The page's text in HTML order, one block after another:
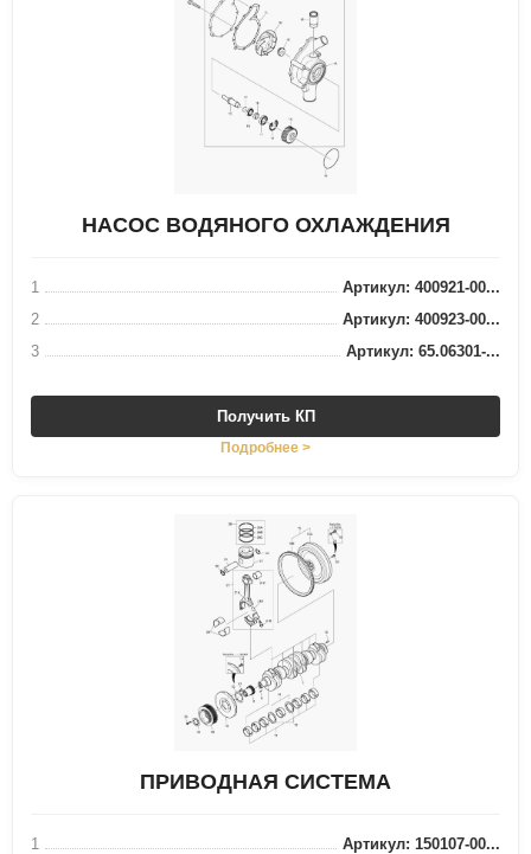
НАСОС ВОДЯНОГО ОХЛАЖДЕНИЯ
1
Артикул: 400921-00...
2
Артикул: 400923-00...
3
Артикул: 65.06301-...
Получить КП
Подробнее >
ПРИВОДНАЯ СИСТЕМА
1
Артикул: 150107-00...